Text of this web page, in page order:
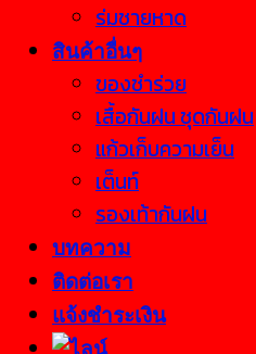
ร่มชายหาด
สินค้าอื่นๆ
ของชำร่วย
เสื้อกันฝน ชุดกันฝน
แก้วเก็บความเย็น
เต็นท์
รองเท้ากันฝน
บทความ
ติดต่อเรา
แจ้งชำระเงิน